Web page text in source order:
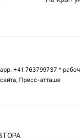
+41 763799737 *
Пресс-атташе